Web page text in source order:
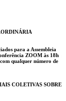
para a Assembleia
ZOOM às 18h
qualquer número de
COLETIVAS SOBRE